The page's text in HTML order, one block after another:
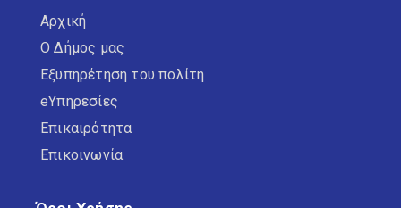
Αρχική
Ο Δήμος μας
Εξυπηρέτηση του πολίτη
eΥπηρεσίες
Επικαιρότητα
Επικοινωνία